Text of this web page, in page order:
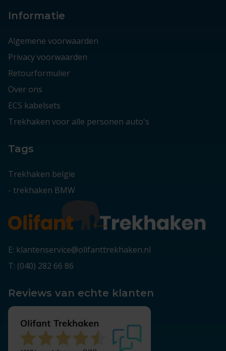
Informatie
Algemene voorwaarden
Privacy voorwaarden
Retourformulier
Over ons
ECS kabelsets
Trekhaken voor alle personen auto's
Tags
Trekhaken belgie
- trekhaken BMW
E: klantenservice@olifanttrekhaken.nl
T: (040) 282 66 86
Reviews van echte klanten